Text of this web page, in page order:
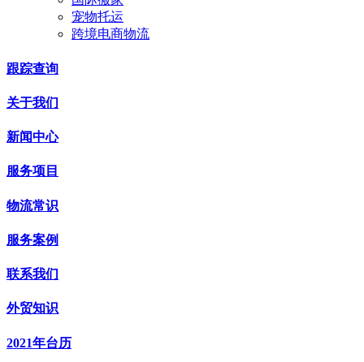
宠物托运
跨境电商物流
跟踪查询
关于我们
新闻中心
服务项目
物流常识
服务案例
联系我们
外贸知识
2021年台历